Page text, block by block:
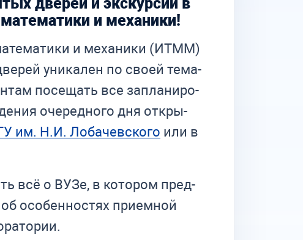
и механики!
и ме­ха­ни­ки (ИТММ)
уни­ка­лен по сво­ей те­ма­
по­се­щать все за­пла­ни­ро­
оче­ред­но­го дня от­кры­
им. Н.И. Ло­ба­чев­ско­го или в
всё о ВУЗе, в ко­то­ром пред­
осо­бен­но­стях при­ем­ной